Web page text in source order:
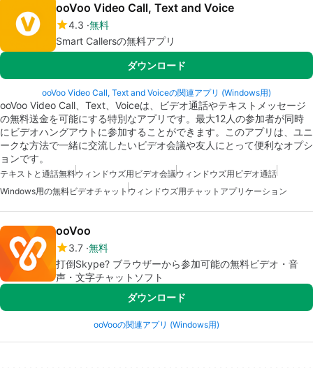
ooVoo Video Call, Text and Voice
4.3 無料
Smart Callersの無料アプリ
ダウンロード
ooVoo Video Call, Text and Voiceの関連アプリ (Windows用)
ooVoo Video Call、Text、Voiceは、ビデオ通話やテキストメッセージ
の無料送金を可能にする特別なアプリです。最大12人の参加者が同時
にビデオハングアウトに参加することができます。このアプリは、ユニ
ークな方法で一緒に交流したいビデオ会議や友人にとって便利なオプシ
ョンです。
テキストと通話無料ウィンドウズ用ビデオ会議ウィンドウズ用ビデオ通話
Windows用の無料ビデオチャット ウィンドウズ用チャットアプリケーション
ooVoo
3.7 無料
打倒Skype? ブラウザーから参加可能の無料ビデオ・音
声・文字チャットソフト
ダウンロード
ooVooの関連アプリ (Windows用)